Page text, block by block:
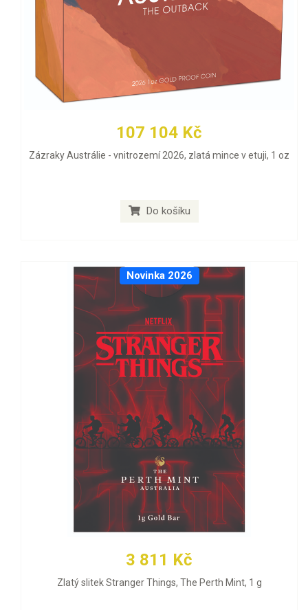
107 104 Kč
Zázraky Austrálie - vnitrozemí 2026, zlatá mince v etuji, 1 oz
Do košíku
Novinka 2026
3 811 Kč
Zlatý slitek Stranger Things, The Perth Mint, 1 g